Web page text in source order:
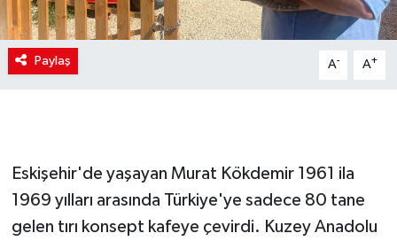
Paylaş A- A+
Eskişehir'de yaşayan Murat Kökdemir 1961 ila
1969 yılları arasında Türkiye'ye sadece 80 tane
gelen tırı konsept kafeye çevirdi. Kuzey Anadolu